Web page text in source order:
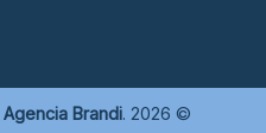
Agencia Brandi. 2026 ©